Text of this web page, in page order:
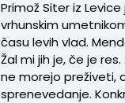
Primož Siter iz
vrhunskim
času levih vlad.
Žal mi jih je, če je
ne morejo preživeti,
sprenevedanje.